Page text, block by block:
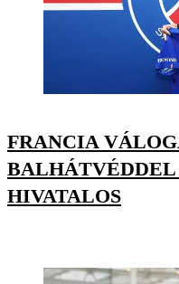
FRANCIA
BALHÁTVÉDDEL
HIVATALOS